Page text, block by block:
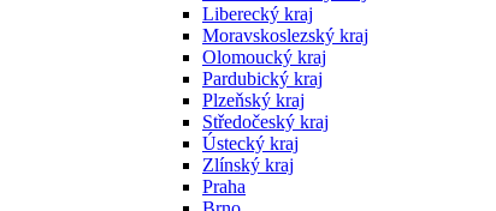
Liberecký kraj
Moravskoslezský kraj
Olomoucký kraj
Pardubický kraj
Plzeňský kraj
Středočeský kraj
Ústecký kraj
Zlínský kraj
Praha